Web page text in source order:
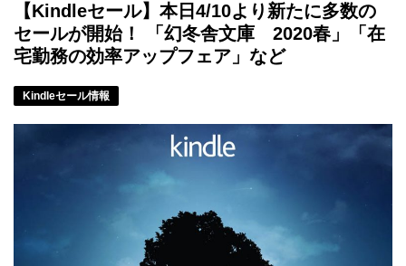
【Kindleセール】本日4/10より新たに多数の
セールが開始！ 「幻冬舎文庫 2020春」「在
宅勤務の効率アップフェア」など
Kindleセール情報